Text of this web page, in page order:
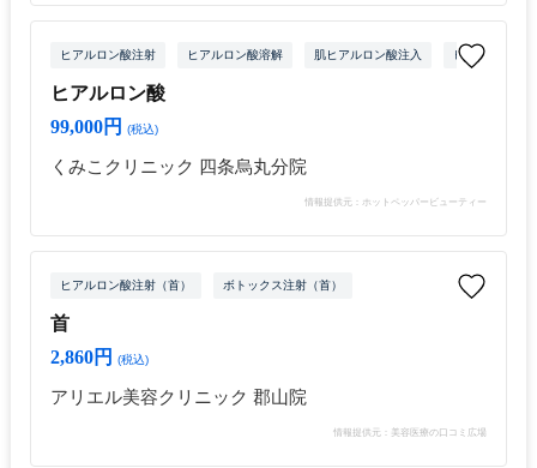
ヒアルロン酸注射 ヒアルロン酸溶解 肌ヒアルロン酸注入 ヒアルロン酸
ヒアルロン酸
99,000円
(税込)
くみこクリニック 四条烏丸分院
情報提供元：ホットペッパービューティー
ヒアルロン酸注射（首） ボトックス注射（首）
首
2,860円
(税込)
アリエル美容クリニック 郡山院
情報提供元：美容医療の口コミ広場